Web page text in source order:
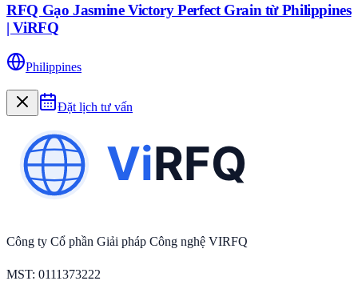
RFQ Gạo Jasmine Victory Perfect Grain từ Philippines
| ViRFQ
Philippines
Đặt lịch tư vấn
Công ty Cổ phần Giải pháp Công nghệ VIRFQ
MST: 0111373222